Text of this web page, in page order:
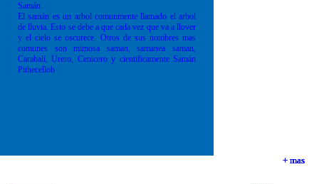
+ mas
+ mas
+ mas
Samán
El samán es un arbol comunmente llamado el arbol
de lluvia. Esto se debe a que cada vez que va a llover
y el cielo se oscurece. Otros de sus nombres mas
comunes son mimosa saman, samanea saman,
Carabalí, Urero, Cenicero y cientificamente Samán
Pithecellob
+ mas